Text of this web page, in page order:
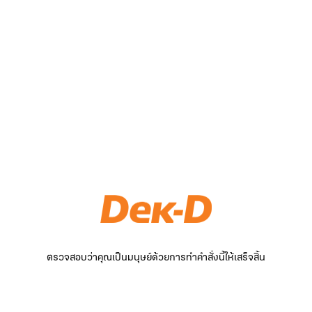
ตรวจสอบว่าคุณเป็นมนุษย์ด้วยการทำคำสั่งนี้ให้เสร็จสิ้น